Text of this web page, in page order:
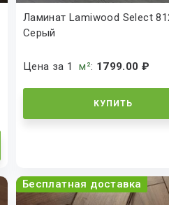
Ламинат Lamiwood Select
Серый
Цена за 1м²: 1799.00 ₽
КУПИТЬ
Бесплатная доставка